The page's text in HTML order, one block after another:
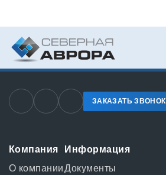
ЗАКАЗАТЬ ЗВОНОК
Компания
О компании
Информация
Документы